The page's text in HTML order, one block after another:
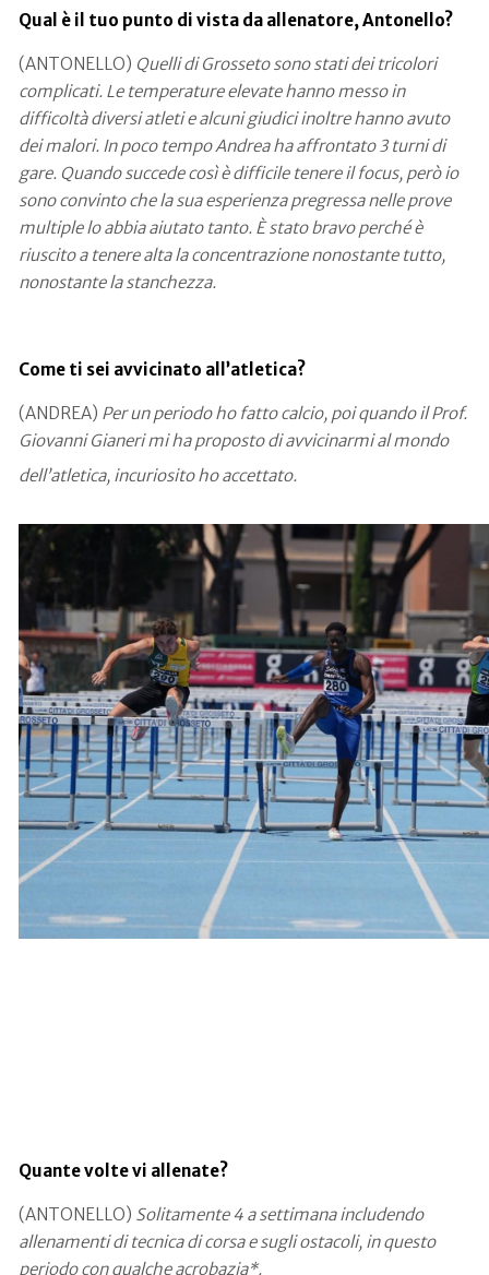
Qual è il tuo punto di vista da allenatore, Antonello?
(ANTONELLO) Quelli di Grosseto sono stati dei tricolori
complicati. Le temperature elevate hanno messo in
difficoltà diversi atleti e alcuni giudici inoltre hanno avuto
dei malori. In poco tempo Andrea ha affrontato 3 turni di
gare. Quando succede così è difficile tenere il focus, però io
sono convinto che la sua esperienza pregressa nelle prove
multiple lo abbia aiutato tanto. È stato bravo perché è
riuscito a tenere alta la concentrazione nonostante tutto,
nonostante la stanchezza.
Come ti sei avvicinato all’atletica?
(ANDREA) Per un periodo ho fatto calcio, poi quando il Prof.
Giovanni Gianeri mi ha proposto di avvicinarmi al mondo
dell’atletica, incuriosito ho accettato.
Quante volte vi allenate?
(ANTONELLO) Solitamente 4 a settimana includendo
allenamenti di tecnica di corsa e sugli ostacoli, in questo
periodo con qualche acrobazia*.